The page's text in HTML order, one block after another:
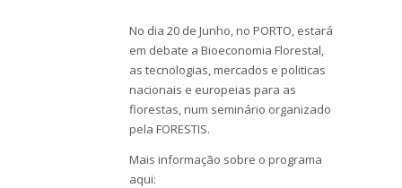
No dia 20 de Junho, no PORTO, estará
em debate a Bioeconomia Florestal,
as tecnologias, mercados e politicas
nacionais e europeias para as
florestas, num seminário organizado
pela FORESTIS.
Mais informação sobre o programa
aqui: